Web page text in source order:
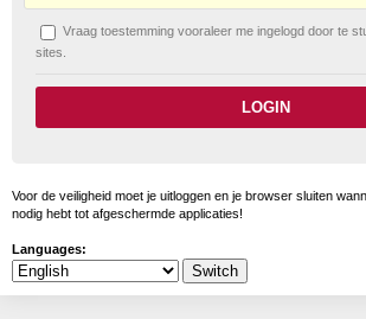
Vraag toestemming vooraleer me ingelogd door te
sites.
Voor de veiligheid moet je uitloggen en je browser sluiten
nodig hebt tot afgeschermde applicaties!
Languages: